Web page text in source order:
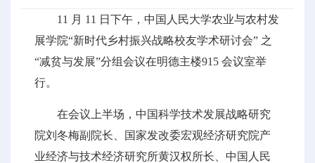
11 月 11 日下午，中国人民大学农业与农村发
展学院“新时代乡村振兴战略校友学术研讨会” 之
“减贫与发展”分组会议在明德主楼915 会议室举
行。
在会议上半场，中国科学技术发展战略研究
院刘冬梅副院长、国家发改委宏观经济研究院产
业经济与技术经济研究所黄汉权所长、中国人民